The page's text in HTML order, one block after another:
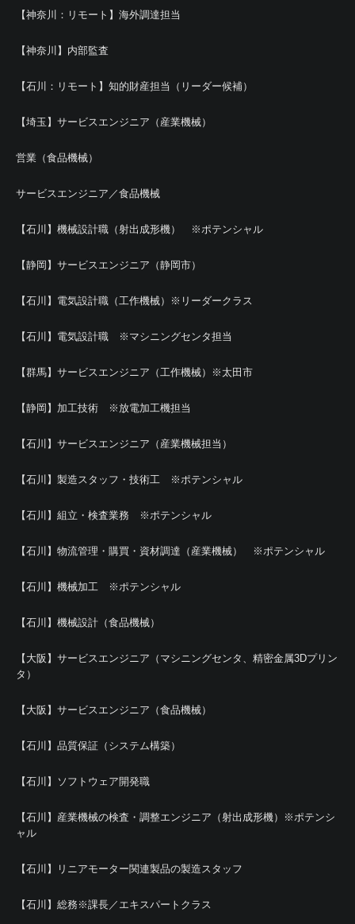
【神奈川：リモート】海外調達担当
【神奈川】内部監査
【石川：リモート】知的財産担当（リーダー候補）
【埼玉】サービスエンジニア（産業機械）
営業（食品機械）
サービスエンジニア／食品機械
【石川】機械設計職（射出成形機） ※ポテンシャル
【静岡】サービスエンジニア（静岡市）
【石川】電気設計職（工作機械）※リーダークラス
【石川】電気設計職 ※マシニングセンタ担当
【群馬】サービスエンジニア（工作機械）※太田市
【静岡】加工技術 ※放電加工機担当
【石川】サービスエンジニア（産業機械担当）
【石川】製造スタッフ・技術工 ※ポテンシャル
【石川】組立・検査業務 ※ポテンシャル
【石川】物流管理・購買・資材調達（産業機械） ※ポテンシャル
【石川】機械加工 ※ポテンシャル
【石川】機械設計（食品機械）
【大阪】サービスエンジニア（マシニングセンタ、精密金属3Dプリン
タ）
【大阪】サービスエンジニア（食品機械）
【石川】品質保証（システム構築）
【石川】ソフトウェア開発職
【石川】産業機械の検査・調整エンジニア（射出成形機）※ポテンシ
ャル
【石川】リニアモーター関連製品の製造スタッフ
【石川】総務※課長／エキスパートクラス